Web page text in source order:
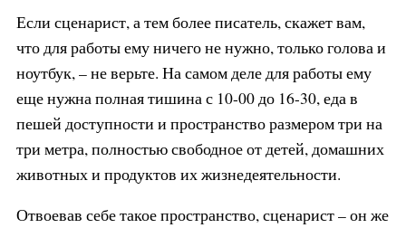
Если сценарист, а тем более писатель, скажет вам,
что для работы ему ничего не нужно, только голова и
ноутбук, – не верьте. На самом деле для работы ему
еще нужна полная тишина с 10-00 до 16-30, еда в
пешей доступности и пространство размером три на
три метра, полностью свободное от детей, домашних
животных и продуктов их жизнедеятельности.
Отвоевав себе такое пространство, сценарист – он же